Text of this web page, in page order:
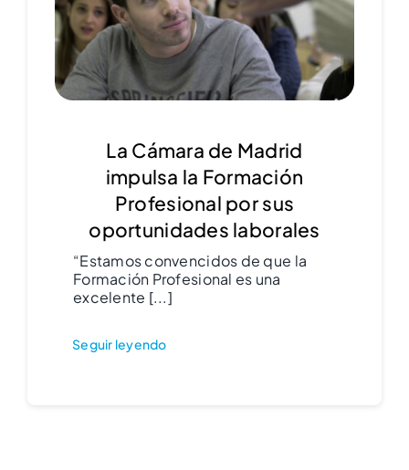
La Cámara de Madrid
impulsa la Formación
Profesional por sus
oportunidades laborales
“Estamos convencidos de que la
Formación Profesional es una
excelente [...]
Seguir leyendo